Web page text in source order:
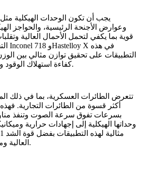
يجب أن تكون الوحدات الهيكلية
وعوارض الأجنحة الرئيسية، والحواجز
قوية بما يكفي لتحمل الأحمال العالية
التجارية. ويساعد استخدام Inconel 718 وHastelloy X
التطبيقات على تحقيق توازن مثالي بين
كفاءة استهلاك الوقود والسلامة العامة للطائرة.
تتعرض الطائرات العسكرية، بما في ذلك
أكثر قسوة من الطائرات التجارية.
بسرعات تفوق سرعة الصوت وتنفذ
وحداتها الهيكلية إلى إجهادات حرارية
العالية ومقاومتها للتعب الحراري.